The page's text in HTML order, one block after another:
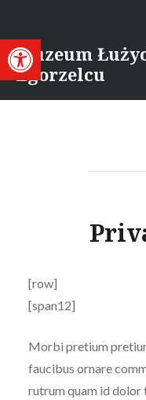
Otwórz pasek narzędzi
treściMuzeum
Zgorzelcu
[row]
[span12]
Morbi pretium
faucibus ornare
rutrum quam id dolor